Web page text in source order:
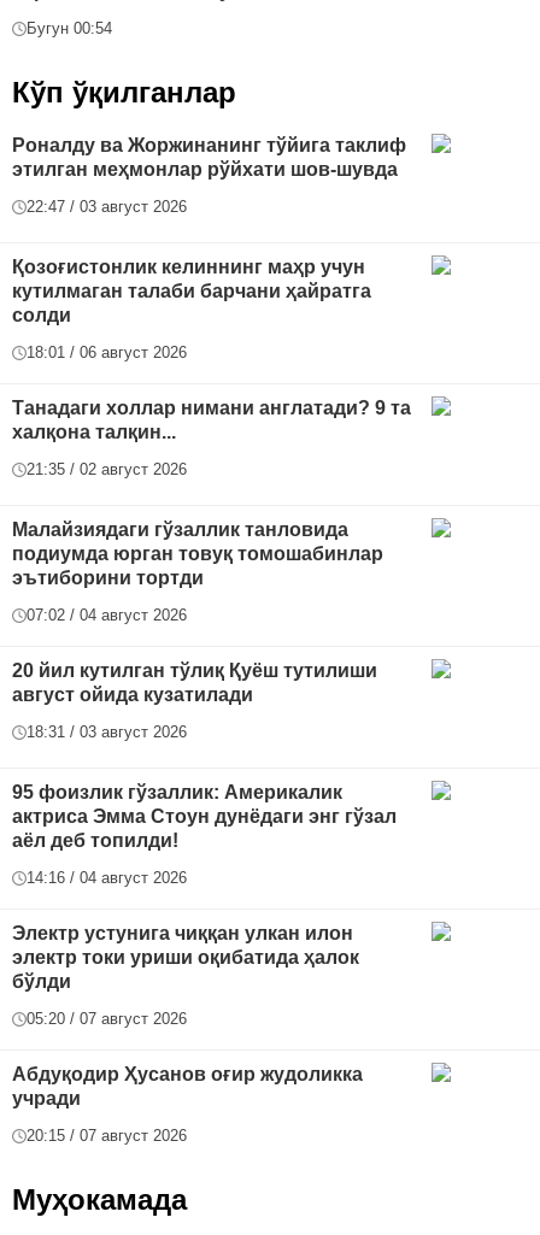
Бугун 00:54
Кўп ўқилганлар
Роналду ва Жоржинанинг тўйига таклиф
этилган меҳмонлар рўйхати шов-шувда
22:47 / 03 август 2026
Қозоғистонлик келиннинг маҳр учун
кутилмаган талаби барчани ҳайратга
солди
18:01 / 06 август 2026
Танадаги холлар нимани англатади? 9 та
халқона талқин...
21:35 / 02 август 2026
Малайзиядаги гўзаллик танловида
подиумда юрган товуқ томошабинлар
эътиборини тортди
07:02 / 04 август 2026
20 йил кутилган тўлиқ Қуёш тутилиши
август ойида кузатилади
18:31 / 03 август 2026
95 фоизлик гўзаллик: Америкалик
актриса Эмма Стоун дунёдаги энг гўзал
аёл деб топилди!
14:16 / 04 август 2026
Электр устунига чиққан улкан илон
электр токи уриши оқибатида ҳалок
бўлди
05:20 / 07 август 2026
Абдуқодир Ҳусанов оғир жудоликка
учради
20:15 / 07 август 2026
Муҳокамада